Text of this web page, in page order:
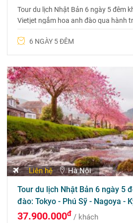
Tour du lịch Nhật Bản 6 ngày 5 đêm
Vietjet ngắm hoa anh đào qua hành
6 NGÀY 5 ĐÊM
Liên hệ Hà Nội
Tour du lịch Nhật Bản 6 ngày 5
đào: Tokyo - Phú Sỹ - Nagoya -
37.900.000đ / khách